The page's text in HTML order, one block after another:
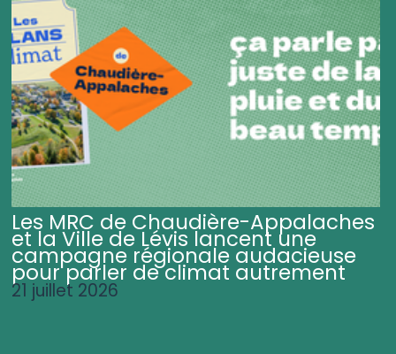
Les MRC de Chaudière-Appalaches
et la Ville de Lévis lancent une
campagne régionale audacieuse
pour parler de climat autrement
21 juillet 2026